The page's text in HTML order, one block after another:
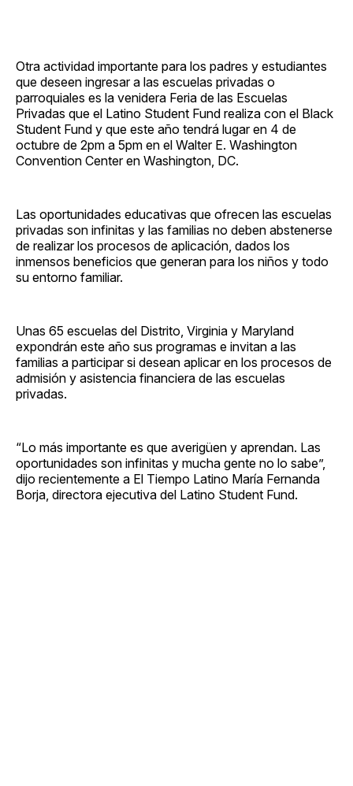
Otra actividad importante para los padres y estudiantes
que deseen ingresar a las escuelas privadas o
parroquiales es la venidera Feria de las Escuelas
Privadas que el Latino Student Fund realiza con el Black
Student Fund y que este año tendrá lugar en 4 de
octubre de 2pm a 5pm en el Walter E. Washington
Convention Center en Washington, DC.
Las oportunidades educativas que ofrecen las escuelas
privadas son infinitas y las familias no deben abstenerse
de realizar los procesos de aplicación, dados los
inmensos beneficios que generan para los niños y todo
su entorno familiar.
Unas 65 escuelas del Distrito, Virginia y Maryland
expondrán este año sus programas e invitan a las
familias a participar si desean aplicar en los procesos de
admisión y asistencia financiera de las escuelas
privadas.
“Lo más importante es que averigüen y aprendan. Las
oportunidades son infinitas y mucha gente no lo sabe”,
dijo recientemente a El Tiempo Latino María Fernanda
Borja, directora ejecutiva del Latino Student Fund.